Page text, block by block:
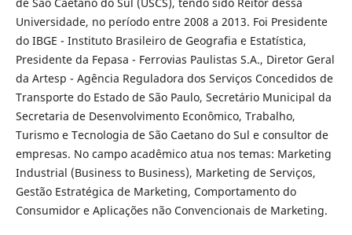
Universidade, no período entre 2008 a 2013. Foi Presidente
do IBGE - Instituto Brasileiro de Geografia e Estatística,
Presidente da Fepasa - Ferrovias Paulistas S.A., Diretor Geral
da Artesp - Agência Reguladora dos Serviços Concedidos de
Transporte do Estado de São Paulo, Secretário Municipal da
Secretaria de Desenvolvimento Econômico, Trabalho,
Turismo e Tecnologia de São Caetano do Sul e consultor de
empresas. No campo acadêmico atua nos temas: Marketing
Industrial (Business to Business), Marketing de Serviços,
Gestão Estratégica de Marketing, Comportamento do
Consumidor e Aplicações não Convencionais de Marketing.